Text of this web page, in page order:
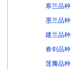
寒兰品种
墨兰品种
建兰品种
春剑品种
莲瓣品种